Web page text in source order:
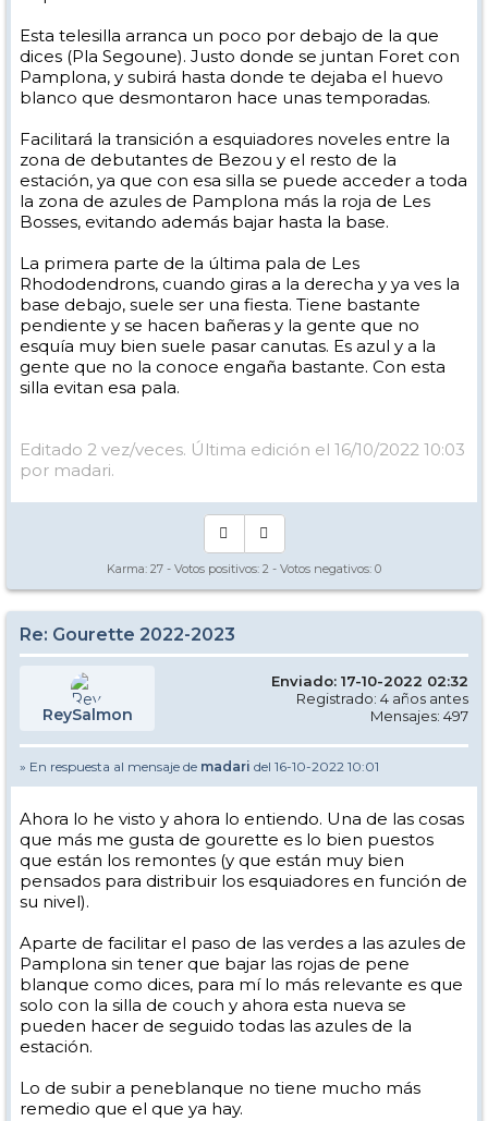
Esta telesilla arranca un poco por debajo de la que
dices (Pla Segoune). Justo donde se juntan Foret con
Pamplona, y subirá hasta donde te dejaba el huevo
blanco que desmontaron hace unas temporadas.
Facilitará la transición a esquiadores noveles entre la
zona de debutantes de Bezou y el resto de la
estación, ya que con esa silla se puede acceder a toda
la zona de azules de Pamplona más la roja de Les
Bosses, evitando además bajar hasta la base.
La primera parte de la última pala de Les
Rhododendrons, cuando giras a la derecha y ya ves la
base debajo, suele ser una fiesta. Tiene bastante
pendiente y se hacen bañeras y la gente que no
esquía muy bien suele pasar canutas. Es azul y a la
gente que no la conoce engaña bastante. Con esta
silla evitan esa pala.
Editado 2 vez/veces. Última edición el 16/10/2022 10:03
por madari.
Karma: 27 - Votos positivos: 2 - Votos negativos: 0
Re: Gourette 2022-2023
ReySalmon
Enviado: 17-10-2022 02:32
Registrado: 4 años antes
Mensajes: 497
» En respuesta al mensaje de madari del 16-10-2022 10:01
Ahora lo he visto y ahora lo entiendo. Una de las cosas
que más me gusta de gourette es lo bien puestos
que están los remontes (y que están muy bien
pensados para distribuir los esquiadores en función de
su nivel).
Aparte de facilitar el paso de las verdes a las azules de
Pamplona sin tener que bajar las rojas de pene
blanque como dices, para mí lo más relevante es que
solo con la silla de couch y ahora esta nueva se
pueden hacer de seguido todas las azules de la
estación.
Lo de subir a peneblanque no tiene mucho más
remedio que el que ya hay.